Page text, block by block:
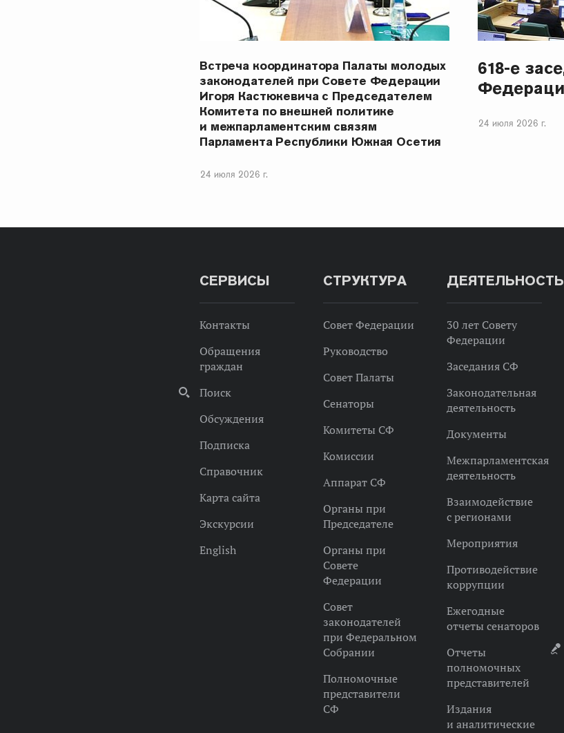
Встреча координатора Палаты молодых
законодателей при Совете Федерации
Игоря Кастюкевича с Председателем
Комитета по внешней политике
и межпарламентским связям
Парламента Республики Южная Осетия
24 июля 2026 г.
618-е
24 июля 2026 г.
СЕРВИСЫ
Контакты
Обращения
граждан
Поиск
Обсуждения
Подписка
Справочник
Карта сайта
Экскурсии
English
СТРУКТУРА
Совет Федерации
Руководство
Совет Палаты
Сенаторы
Комитеты СФ
Комиссии
Аппарат СФ
Органы при
Председателе
Органы при
Совете
Федерации
Совет
законодателей
при Федеральном
Собрании
Полномочные
представители
СФ
ДЕЯТЕЛЬНОСТЬ
30 лет Совету
Федерации
Заседания СФ
Законодательная
деятельность
Документы
Межпарламентская
деятельность
Взаимодействие
с регионами
Мероприятия
Противодействие
коррупции
Ежегодные
отчеты сенаторов
Отчеты
полномочных
представителей
Издания
и аналитические